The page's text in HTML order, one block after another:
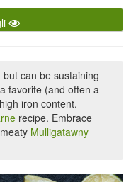
can be sustaining
favorite (and often a
iron content.
recipe. Embrace
Mulligatawny